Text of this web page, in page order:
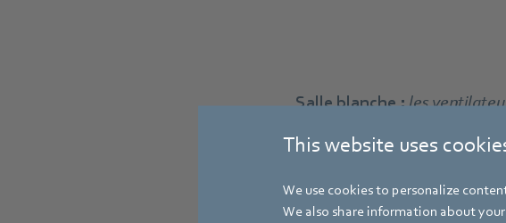
This website uses
We use cookies to personalize
We also share information about
Salle blanche :les
unités de ventilation à